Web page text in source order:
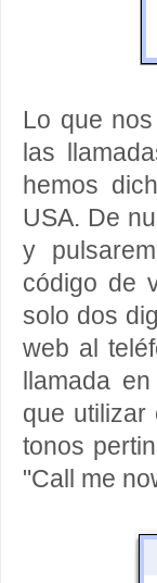
Lo que
las
hemos
USA. De
y
código de
solo dos
web al
llamada
que utilizar
tonos
"Call me